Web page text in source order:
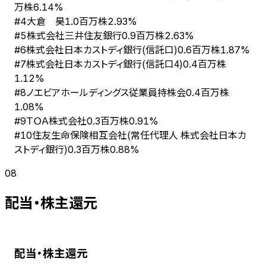
万株6.14%
#4大倉 昊1.0百万株2.93%
#5株式会社三井住友銀行0.9百万株2.63%
#6株式会社日本カストディ銀行(信託口)0.6百万株1.87%
#7株式会社日本カストディ銀行(信託口4)0.4百万株
1.12%
#8ノエビアホールディングス従業員持株会0.4百万株
1.08%
#9ＴＯＡ株式会社0.3百万株0.91%
#10住友生命保険相互会社(常任代理人 株式会社日本カ
ストディ銀行)0.3百万株0.88%
08
配当・株主還元
配当・株主還元